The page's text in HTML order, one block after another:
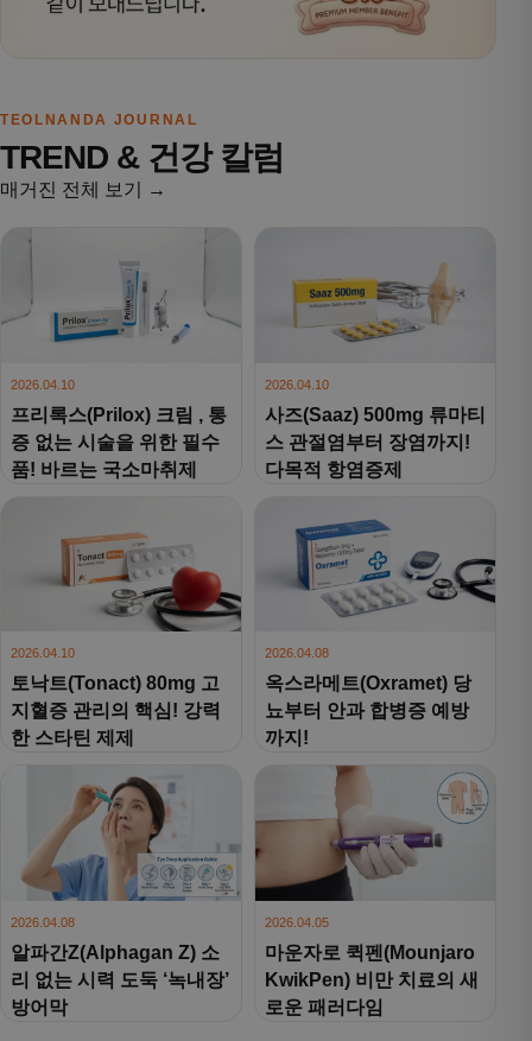
TEOLNANDA JOURNAL
TREND & 건강 칼럼
매거진 전체 보기 →
2026.04.10
프리록스(Prilox) 크림 , 통
증 없는 시술을 위한 필수
품! 바르는 국소마취제
2026.04.10
사즈(Saaz) 500mg 류마티
스 관절염부터 장염까지!
다목적 항염증제
2026.04.10
토낙트(Tonact) 80mg 고
지혈증 관리의 핵심! 강력
한 스타틴 제제
2026.04.08
옥스라메트(Oxramet) 당
뇨부터 안과 합병증 예방
까지!
2026.04.08
알파간Z(Alphagan Z) 소
리 없는 시력 도둑 ‘녹내장’
방어막
2026.04.05
마운자로 퀵펜(Mounjaro
KwikPen) 비만 치료의 새
로운 패러다임